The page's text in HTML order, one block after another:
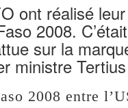
ont réalisé
2008.
sur la
ministre
2008 entre